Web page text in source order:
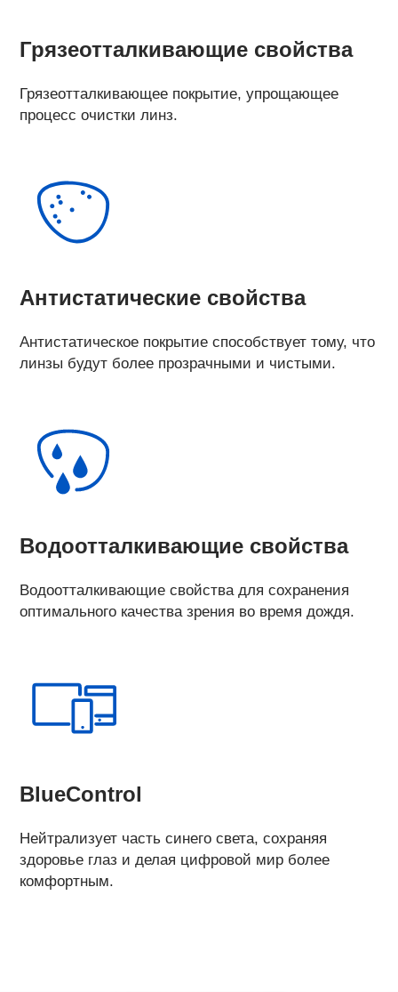
Грязеотталкивающие свойства
Грязеотталкивающее покрытие, упрощающее
процесс очистки линз.
Антистатические свойства
Антистатическое покрытие способствует тому, что
линзы будут более прозрачными и чистыми.
Водоотталкивающие свойства
Водоотталкивающие свойства для сохранения
оптимального качества зрения во время дождя.
BlueControl
Нейтрализует часть синего света, сохраняя
здоровье глаз и делая цифровой мир более
комфортным.